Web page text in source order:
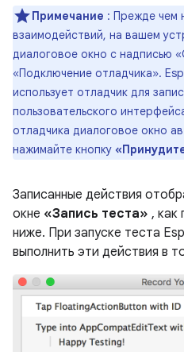
Примечание : Прежде чем
взаимодействий, на вашем
диалоговое окно с надписью
«Подключение отладчика».
использует отладчик для
пользовательского
отладчика диалоговое окно
нажимайте кнопку
Записанные действия
окне «Запись теста» , как
ниже. При запуске теста
выполнить эти действия в